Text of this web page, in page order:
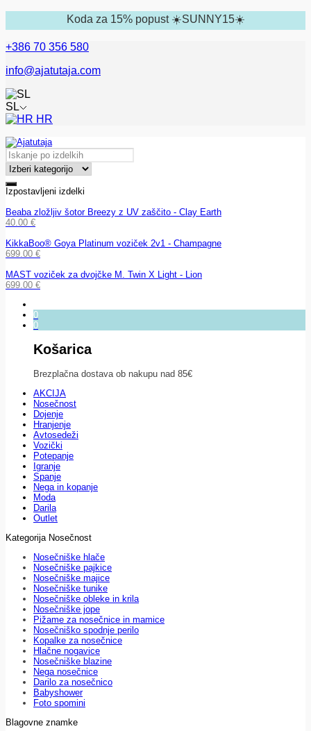
Koda za 15% popust ☀️SUNNY15☀️
+386 70 356 580
info@ajatutaja.com
SL
HR
Izpostavljeni izdelki
Beaba zložljiv šotor Breezy z UV zaščito - Clay Earth
40.00 €
KikkaBoo® Goya Platinum voziček 2v1 - Champagne
699.00 €
MAST voziček za dvojčke M. Twin X Light - Lion
699.00 €
0
0
Košarica
Brezplačna dostava ob nakupu nad 85€
AKCIJA
Nosečnost
Dojenje
Hranjenje
Avtosedeži
Vozički
Potepanje
Igranje
Spanje
Nega in kopanje
Moda
Darila
Outlet
Kategorija Nosečnost
Nosečniške hlače
Nosečniške pajkice
Nosečniške majice
Nosečniške tunike
Nosečniške obleke in krila
Nosečniške jope
Pižame za nosečnice in mamice
Nosečniško spodnje perilo
Kopalke za nosečnice
Hlačne nogavice
Nosečniške blazine
Nega nosečnice
Darilo za nosečnico
Babyshower
Foto spomini
Blagovne znamke